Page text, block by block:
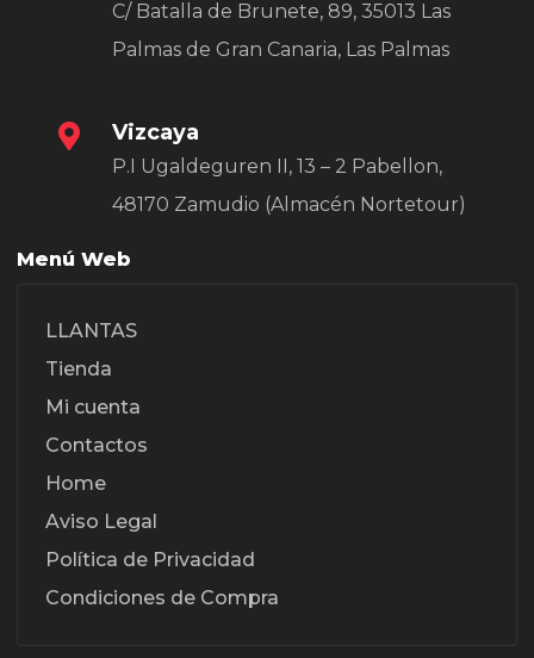
C/ Batalla de Brunete, 89, 35013 Las
Palmas de Gran Canaria, Las Palmas
Vizcaya
P.I Ugaldeguren II, 13 – 2 Pabellon,
48170 Zamudio (Almacén Nortetour)
Menú Web
LLANTAS
Tienda
Mi cuenta
Contactos
Home
Aviso Legal
Política de Privacidad
Condiciones de Compra